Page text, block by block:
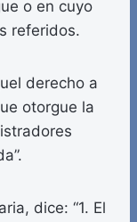
o en cuyo
referidos.
derecho a
otorgue la
dice: “1. El